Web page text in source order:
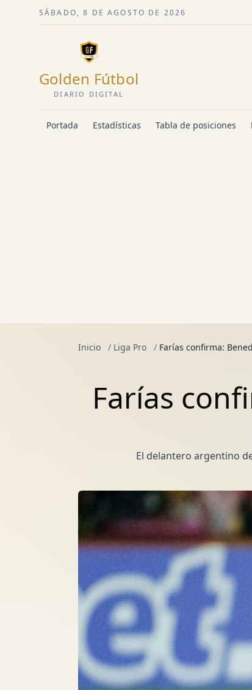
SÁBADO, 8 DE AGOSTO DE 2026
Golden Fútbol
DIARIO DIGITAL
Portada Estadísticas Tabla de posiciones
Inicio / Liga Pro / Farías confirma:
Farías
El delantero argentino